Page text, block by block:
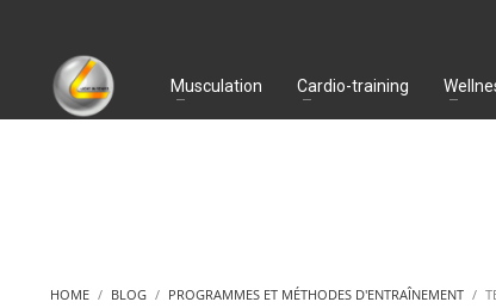
Musculation Cardio-training
HOME BLOG PROGRAMMES ET MÉTHODES D'ENTRAÎNEMENT